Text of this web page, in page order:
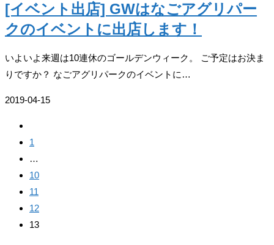
[イベント出店] GWはなごアグリパー
クのイベントに出店します！
いよいよ来週は10連休のゴールデンウィーク。 ご予定はお決ま
りですか？ なごアグリパークのイベントに…
2019-04-15
の
ー
ジ
ヘ
1
…
10
11
12
13